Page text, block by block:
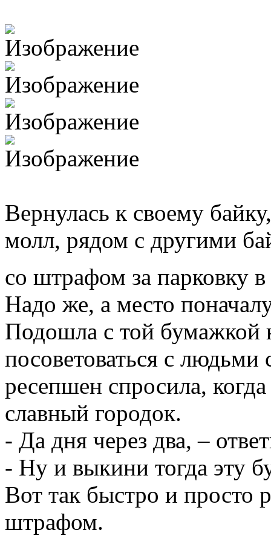
Вернулась к своему
молл, рядом с другими
со штрафом за парковку
Надо же, а место
Подошла с той бумажкой
посоветоваться с
ресепшен спросила,
славный городок.
- Да дня через два, –
- Ну и выкини тогда эту
Вот так быстро и просто
штрафом.